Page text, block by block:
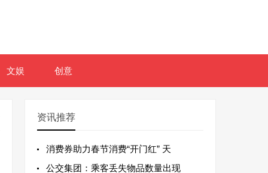
文娱 创意
资讯推荐
消费券助力春节消费“开门红” 天
公交集团：乘客丢失物品数量出现